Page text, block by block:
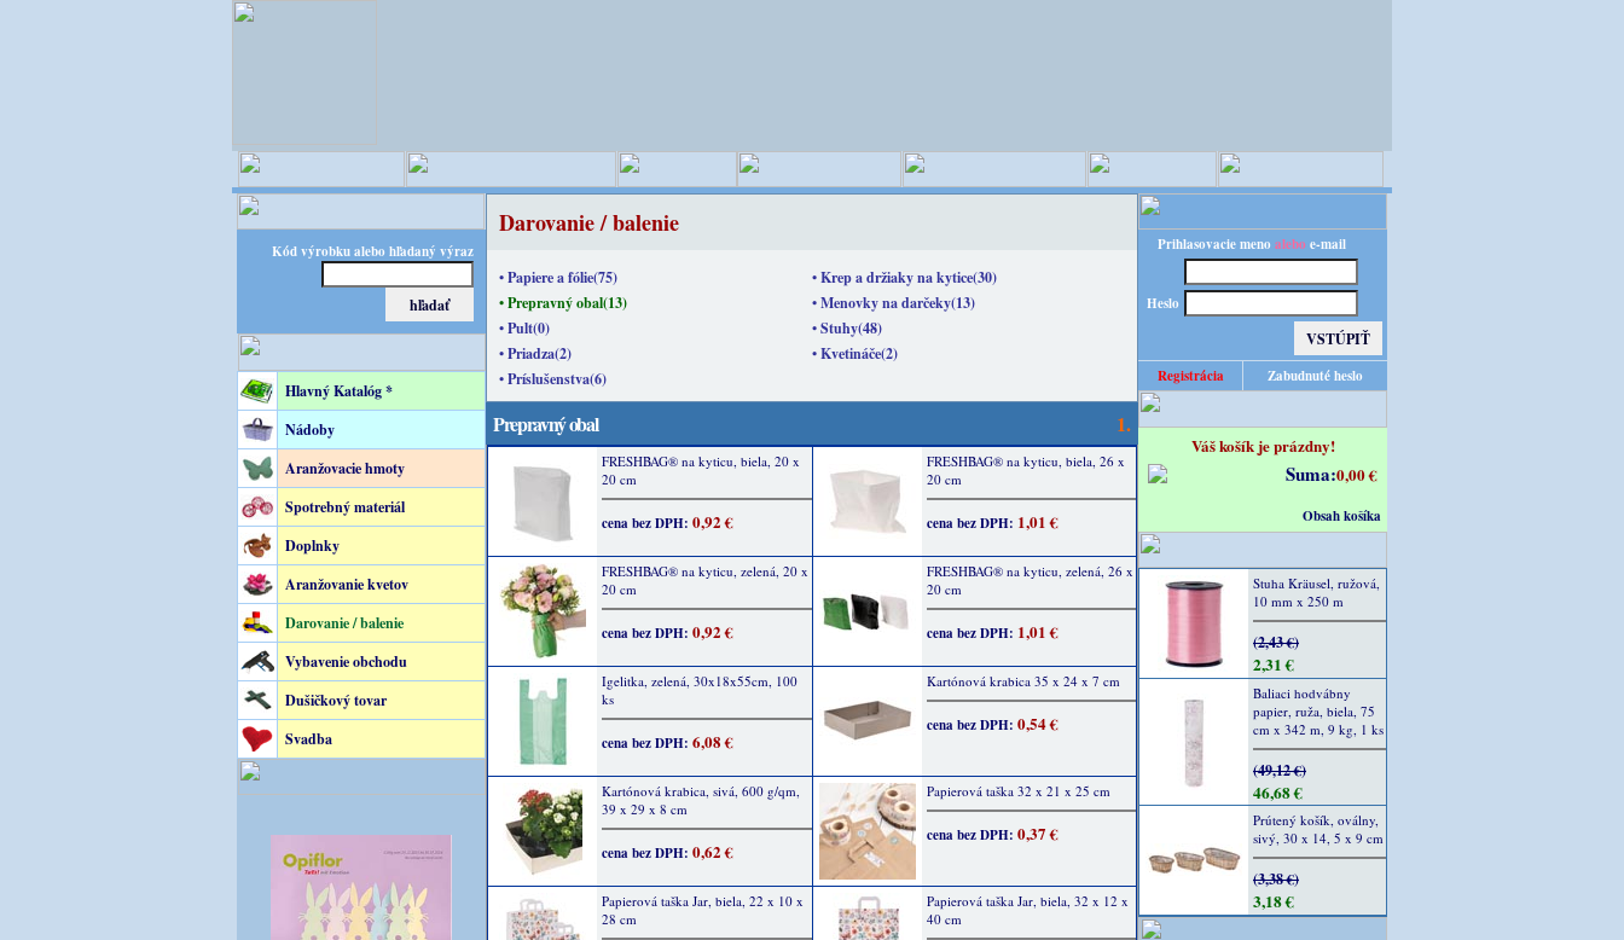
Kód výrobku alebo hľadaný výraz
Hlavný Katalóg *
Nádoby
Aranžovacie hmoty
Spotrebný materiál
Doplnky
Aranžovanie kvetov
Darovanie / balenie
Vybavenie obchodu
Dušičkový tovar
Svadba
Darovanie / balenie
• Papiere a fólie(75)
• Krep a držiaky na kytice(30)
• Prepravný obal(13)
• Menovky na darčeky(13)
• Pult(0)
• Stuhy(48)
• Priadza(2)
• Kvetináče(2)
• Príslušenstva(6)
Prepravný obal 1.
FRESHBAG® na kyticu, biela, 20 x
20 cm
cena bez DPH: 0,92 €
FRESHBAG® na kyticu, biela, 26 x
20 cm
cena bez DPH: 1,01 €
FRESHBAG® na kyticu, zelená, 20 x
20 cm
cena bez DPH: 0,92 €
FRESHBAG® na kyticu, zelená, 26 x
20 cm
cena bez DPH: 1,01 €
Igelitka, zelená, 30x18x55cm, 100
ks
cena bez DPH: 6,08 €
Kartónová krabica 35 x 24 x 7 cm
cena bez DPH: 0,54 €
Kartónová krabica, sivá, 600 g/qm,
39 x 29 x 8 cm
cena bez DPH: 0,62 €
Papierová taška 32 x 21 x 25 cm
cena bez DPH: 0,37 €
Papierová taška Jar, biela, 22 x 10 x
28 cm
Papierová taška Jar, biela, 32 x 12 x
40 cm
Prihlasovacie meno alebo e-mail
Heslo
Registrácia Zabudnuté heslo
Váš košík je prázdny!
Suma:0,00 €
Obsah košíka
Stuha Kräusel, ružová,
10 mm x 250 m
(2,43 €)
2,31 €
Baliaci hodvábny
papier, ruža, biela, 75
cm x 342 m, 9 kg, 1 ks
(49,12 €)
46,68 €
Prútený košík, oválny,
sivý, 30 x 14, 5 x 9 cm
(3,38 €)
3,18 €